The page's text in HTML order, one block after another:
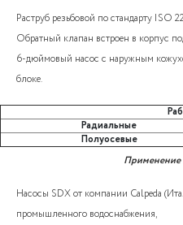
Раструб резьбовой по стандарту ISO
Обратный клапан встроен в корпус
6-дюймовый насос с наружным
блоке.
Радиальные
Полуосевые
Применение
Насосы SDX от компании Calpeda
промышленного водоснабжения,